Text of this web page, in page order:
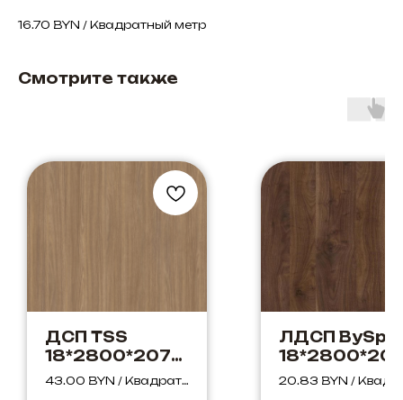
16.70 BYN / Квадратный метр
Смотрите также
ДСП TSS
18*2800*2070
REAL D.408
43.00 BYN / Квадрат
ЛДСП
Орех
20.83 BYN /